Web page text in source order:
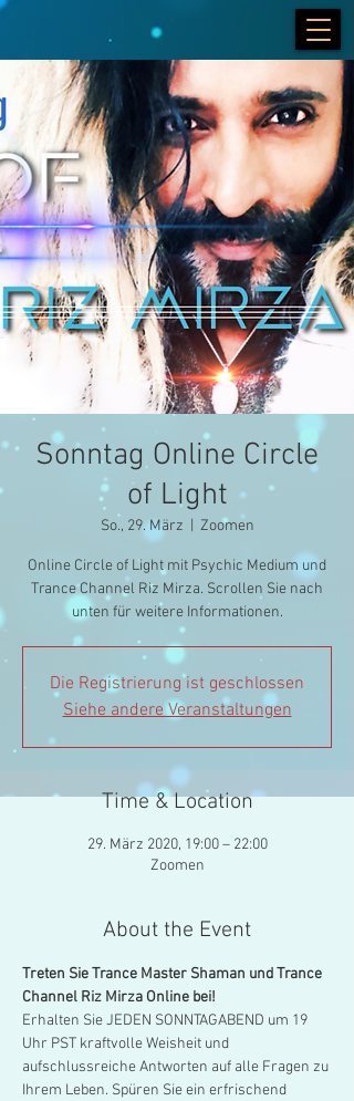
Sonntag Online Circle
of Light
So., 29. März Zoomen
Online Circle of Light mit Psychic Medium und
Trance Channel Riz Mirza. Scrollen Sie nach
unten für weitere Informationen.
Die Registrierung ist geschlossen
Siehe andere Veranstaltungen
Time & Location
29. März 2020, 19:00 – 22:00
Zoomen
About the Event
Treten Sie Trance Master Shaman und Trance
Channel Riz Mirza Online bei!
Erhalten Sie JEDEN SONNTAGABEND um 19
Uhr PST kraftvolle Weisheit und
aufschlussreiche Antworten auf alle Fragen zu
Ihrem Leben. Spüren Sie ein erfrischend